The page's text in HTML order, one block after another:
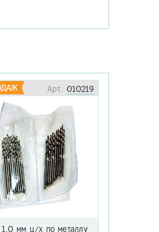
Арт.: 010219
1,0 мм ц/х по металлу